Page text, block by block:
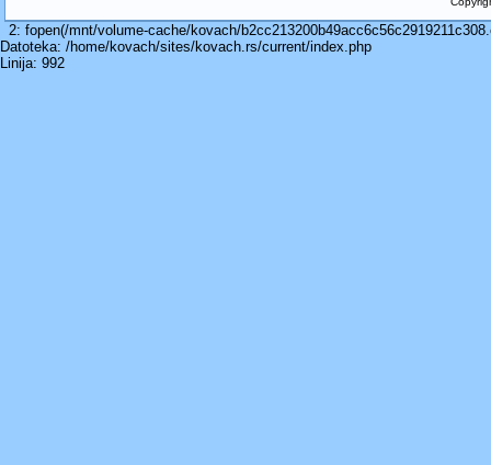
2: fopen(/mnt/volume-cache/kovach/
Datoteka: /home/kovach/sites/kovach.rs/current/index.php
Linija: 992